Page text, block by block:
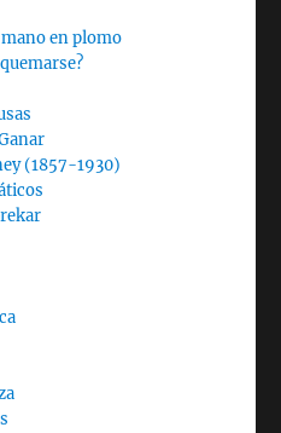
en plomo
(1857-1930)